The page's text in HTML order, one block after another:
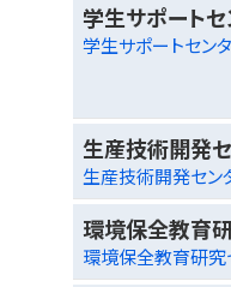
学生サポートセ
学生サポートセン
生産技術開発
生産技術開発セン
環境保全教育
環境保全教育研究